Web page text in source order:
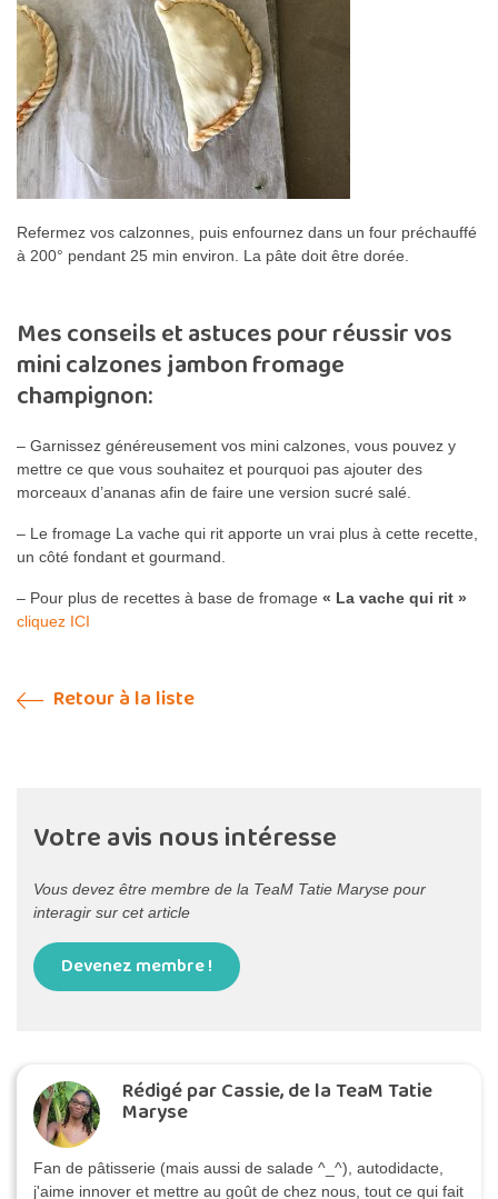
Refermez vos calzonnes, puis enfournez dans un four préchauffé
à 200° pendant 25 min environ. La pâte doit être dorée.
Mes conseils et astuces pour réussir vos
mini calzones jambon fromage
champignon:
– Garnissez généreusement vos mini calzones, vous pouvez y
mettre ce que vous souhaitez et pourquoi pas ajouter des
morceaux d’ananas afin de faire une version sucré salé.
– Le fromage La vache qui rit apporte un vrai plus à cette recette,
un côté fondant et gourmand.
– Pour plus de recettes à base de fromage « La vache qui rit »
cliquez ICI
Retour à la liste
Votre avis nous intéresse
Vous devez être membre de la TeaM Tatie Maryse pour
interagir sur cet article
Devenez membre !
Rédigé par Cassie, de la TeaM Tatie
Maryse
Fan de pâtisserie (mais aussi de salade ^_^), autodidacte,
j'aime innover et mettre au goût de chez nous, tout ce qui fait